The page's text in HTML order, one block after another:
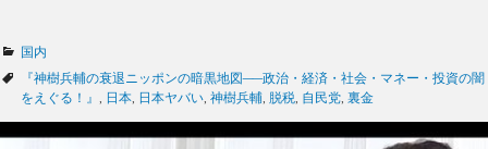
カ
テ
ゴ
国内
タ
グ
『神樹兵輔の衰退ニッポンの暗黒地図──政治・経済・社会・マネー・投資の闇
をえぐる！』
日本 日本ヤバい 神樹兵輔 脱税 自民党 裏金